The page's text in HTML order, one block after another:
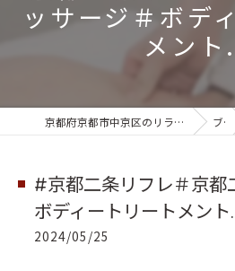
ッサージ＃ボデ
メン
京都府京都市中京区のリラクゼーションなら朱雀ボディーサロンKIRARA ブログ
#京都二条リフレ＃京都
ボディートリートメント
2024/05/25